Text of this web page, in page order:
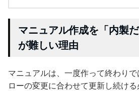
マニュアル作成を「内製
が難しい理由
マニュアルは、一度作って終わり
ローの変更に合わせて更新し続ける